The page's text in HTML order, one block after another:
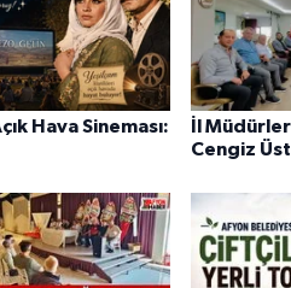
Hava Sineması:
İl
Cengiz